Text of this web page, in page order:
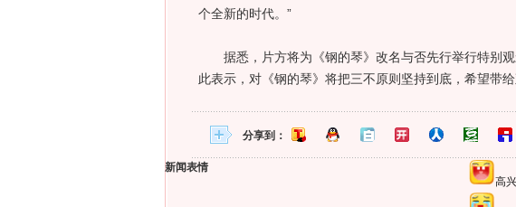
个全新的时代。”
据悉，片方将为《钢的琴》改名与否先行举行特别观
此表示，对《钢的琴》将把三不原则坚持到底，希望带
分享到：
新闻表情
高兴